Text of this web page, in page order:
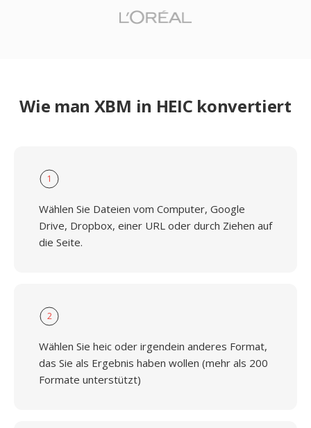
Wie man XBM in HEIC konvertiert
1
Wählen Sie Dateien vom Computer, Google
Drive, Dropbox, einer URL oder durch Ziehen auf
die Seite.
2
Wählen Sie heic oder irgendein anderes Format,
das Sie als Ergebnis haben wollen (mehr als 200
Formate unterstützt)